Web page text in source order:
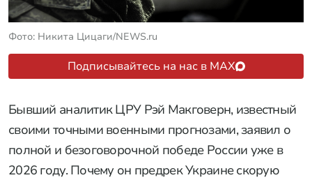
Фото: Никита Цицаги/NEWS.ru
Подписывайтесь на нас в MAX
Бывший аналитик ЦРУ Рэй Макговерн, известный
своими точными военными прогнозами, заявил о
полной и безоговорочной победе России уже в
2026 году. Почему он предрек Украине скорую